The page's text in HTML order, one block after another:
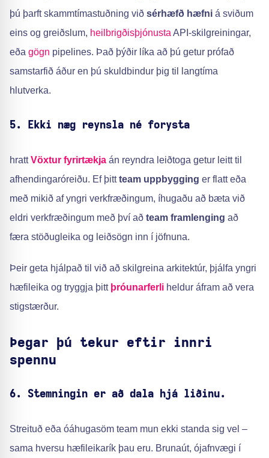
þú þarft skammtímastuðning við sérhæfð hæfni á sviðum
eins og greiðslum, heilbrigðisþjónusta API-skilgreiningar,
eða gögn pipelines. Það þýðir líka að þú getur prófað
samstarfið áður en þú skuldbindur þig til langtíma
hlutverka.
5. Ekki næg reynsla né forysta
hrattVöxtur fyrirtækja án reyndra leiðtoga getur leitt til
afhendingaróreiðu. Ef þittteam uppbygging er flatt eða
með mikið af yngri verkfræðingum, íhugaðu að bæta við
eldri verkfræðingum með því að team framlenging að
færa stöðugleika og leiðsögn inn í jöfnuna.
Þeir geta hjálpað til við að skilgreina arkitektúr, þjálfa yngri
hæfileika og tryggja þitt þróunarferli heldur áfram að vera
stigstærður.
Þegar þú tekur eftir innri
spennu
6. Stemningin er að dala hjá liðinu.
Streituð eða óáhugasöm team mun ekki standa sig vel –
sama hversu hæfileikarík þau eru. Brunaút, ójafnvægi í